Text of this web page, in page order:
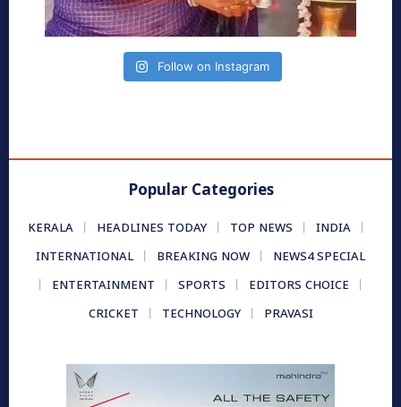
Follow on Instagram
Popular Categories
KERALA HEADLINES TODAY TOP NEWS
INDIA
INTERNATIONAL
BREAKING NOW
NEWS4 SPECIAL
ENTERTAINMENT
SPORTS
EDITORS CHOICE
CRICKET
TECHNOLOGY PRAVASI